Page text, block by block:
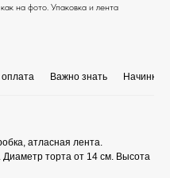
на фото. Упаковка и лента
оплата Важно знать Начинки
атласная лента.
Диаметр торта от 14 см. Высота